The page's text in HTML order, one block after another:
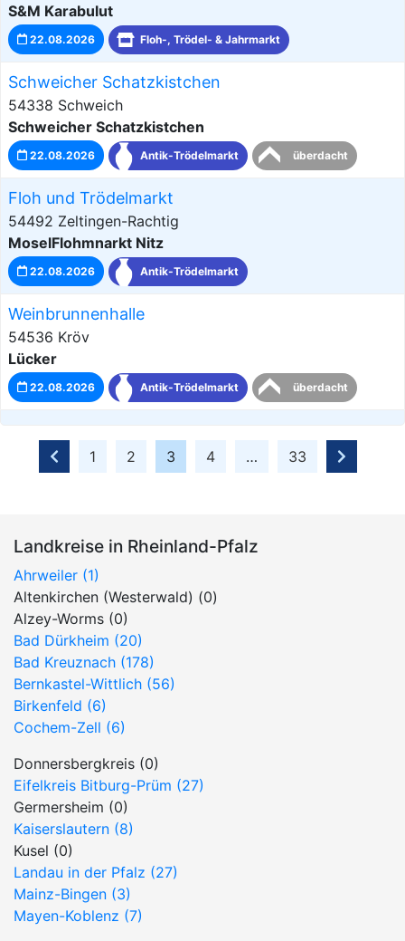
S&M Karabulut
22.08.2026 Floh-, Trödel- & Jahrmarkt
Schweicher Schatzkistchen
54338 Schweich
Schweicher Schatzkistchen
22.08.2026 Antik-Trödelmarkt überdacht
Floh und Trödelmarkt
54492 Zeltingen-Rachtig
MoselFlohmnarkt Nitz
22.08.2026 Antik-Trödelmarkt
Weinbrunnenhalle
54536 Kröv
Lücker
22.08.2026 Antik-Trödelmarkt überdacht
1 2 3 4 … 33
Landkreise in Rheinland-Pfalz
Ahrweiler (1)
Altenkirchen (Westerwald) (0)
Alzey-Worms (0)
Bad Dürkheim (20)
Bad Kreuznach (178)
Bernkastel-Wittlich (56)
Birkenfeld (6)
Cochem-Zell (6)
Donnersbergkreis (0)
Eifelkreis Bitburg-Prüm (27)
Germersheim (0)
Kaiserslautern (8)
Kusel (0)
Landau in der Pfalz (27)
Mainz-Bingen (3)
Mayen-Koblenz (7)